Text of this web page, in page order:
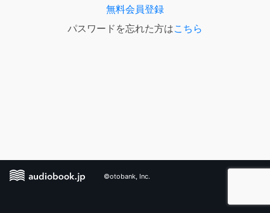
無料会員登録
パスワードを忘れた方はこちら
©otobank, Inc.